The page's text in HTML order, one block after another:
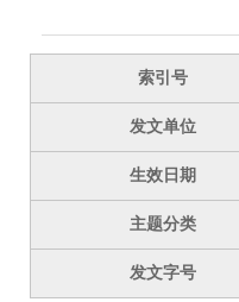
索引号
发文单位
生效日期
主题分类
发文字号